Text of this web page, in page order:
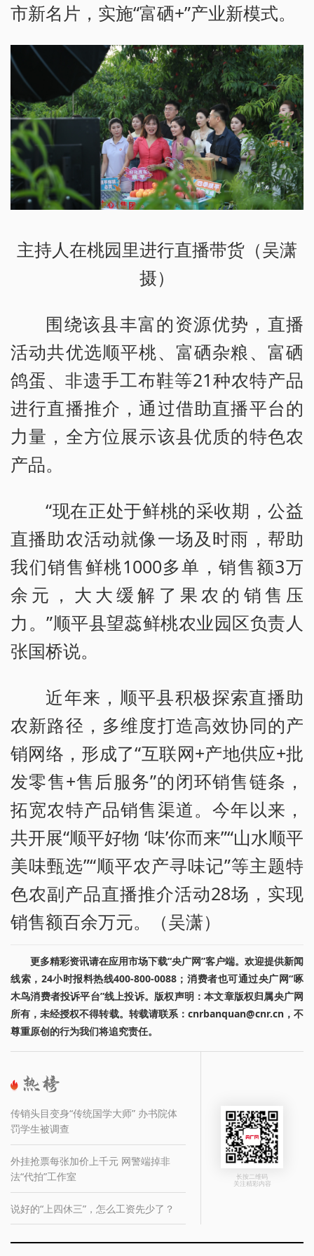
市新名片，实施“富硒+”产业新模式。
主持人在桃园里进行直播带货（吴潇
摄）
围绕该县丰富的资源优势，直播
活动共优选顺平桃、富硒杂粮、富硒
鸽蛋、非遗手工布鞋等21种农特产品
进行直播推介，通过借助直播平台的
力量，全方位展示该县优质的特色农
产品。
“现在正处于鲜桃的采收期，公益
直播助农活动就像一场及时雨，帮助
我们销售鲜桃1000多单，销售额3万
余元，大大缓解了果农的销售压
力。”顺平县望蕊鲜桃农业园区负责人
张国桥说。
近年来，顺平县积极探索直播助
农新路径，多维度打造高效协同的产
销网络，形成了“互联网+产地供应+批
发零售+售后服务”的闭环销售链条，
拓宽农特产品销售渠道。今年以来，
共开展“顺平好物 ‘味’你而来”“山水顺平
美味甄选”“顺平农产寻味记”等主题特
色农副产品直播推介活动28场，实现
销售额百余万元。（吴潇）
更多精彩资讯请在应用市场下载“央广网”客户端。欢迎提供新闻
线索，24小时报料热线400-800-0088；消费者也可通过央广网“啄
木鸟消费者投诉平台”线上投诉。版权声明：本文章版权归属央广网
所有，未经授权不得转载。转载请联系：cnrbanquan@cnr.cn，不
尊重原创的行为我们将追究责任。
传销头目变身“传统国学大师” 办书院体
罚学生被调查
外挂抢票每张加价上千元 网警端掉非
法“代拍”工作室
说好的“上四休三”，怎么工资先少了？
长按二维码
关注精彩内容